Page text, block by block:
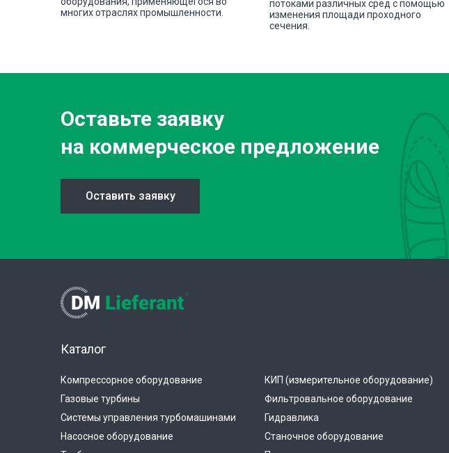
многих отраслях промышленности.
потоками различных сред с помощью
изменения площади проходного
сечения.
Оставьте заявку
на коммерческое предложение
Оставить заявку
Каталог
Компрессорное оборудование
Газовые турбины
Системы управления турбомашинами
Насосное оборудование
КИП (измерительное оборудование)
Фильтровальное оборудование
Гидравлика
Станочное оборудование